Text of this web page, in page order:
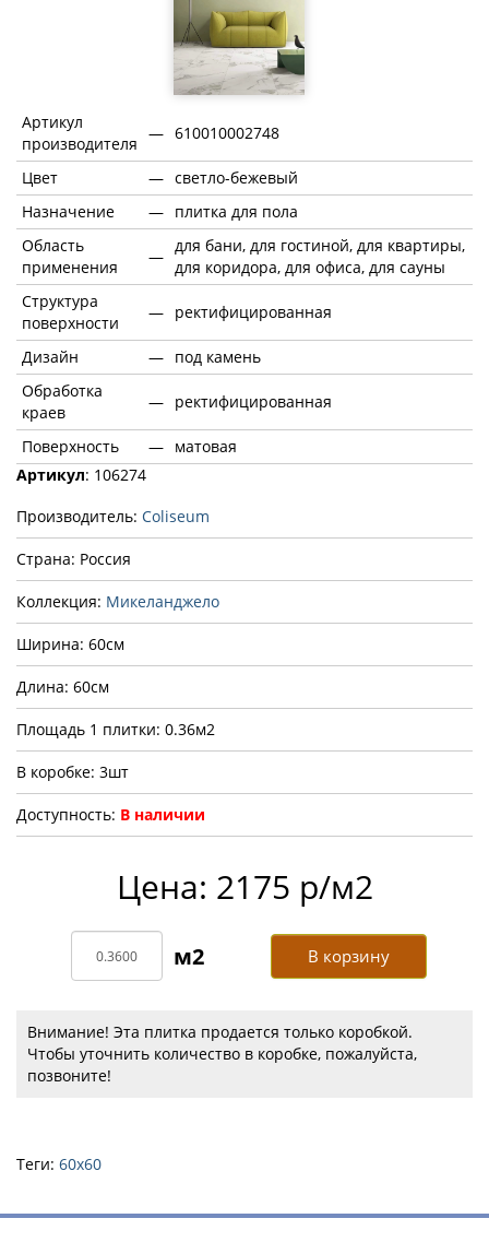
Артикул
производителя
— 610010002748
Цвет — светло-бежевый
Назначение
— плитка для пола
Область
применения
—
для бани, для гостиной, для квартиры,
для коридора, для офиса, для сауны
Структура
поверхности
— ректифицированная
Дизайн — под камень
Обработка
краев
— ректифицированная
Поверхность — матовая
Артикул: 106274
Производитель: Coliseum
Страна: Россия
Коллекция: Микеланджело
Ширина: 60см
Длина: 60см
Площадь 1 плитки: 0.36м2
В коробке: 3шт
Доступность: В наличии
Цена: 2175 р/м2
В корзину
Внимание! Эта плитка продается только коробкой.
Чтобы уточнить количество в коробке, пожалуйста,
позвоните!
Теги: 60х60